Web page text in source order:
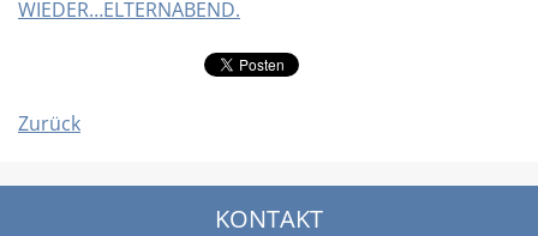
WIEDER…ELTERNABEND.
Zurück
KONTAKT